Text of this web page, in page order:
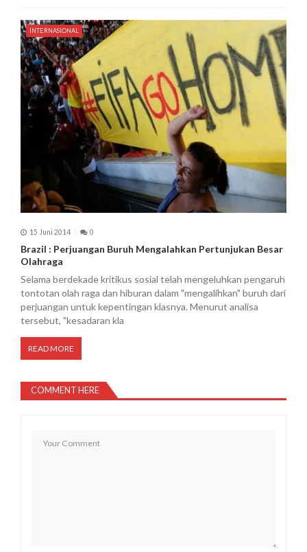
INTERNASIONAL
15 Juni 2014 0
Brazil : Perjuangan Buruh Mengalahkan Pertunjukan Besar
Olahraga
Selama berdekade kritikus sosial telah mengeluhkan pengaruh
tontotan olah raga dan hiburan dalam "mengalihkan" buruh dari
perjuangan untuk kepentingan klasnya. Menurut analisa
tersebut, "kesadaran kla
READ MORE
COMMENT HERE